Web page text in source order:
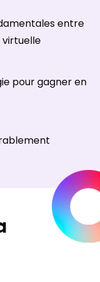
entre
pour gagner en